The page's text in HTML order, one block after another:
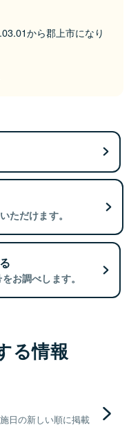
から郡上市になり
ただけます。
お調べします。
る情報
日の新しい順に掲載